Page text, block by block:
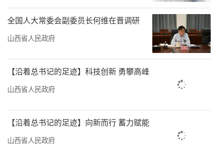
全国人大常委会副委员长何维在晋调研
山西省人民政府
【沿着总书记的足迹】科技创新 勇攀高峰
山西省人民政府
【沿着总书记的足迹】向新而行 蓄力赋能
山西省人民政府